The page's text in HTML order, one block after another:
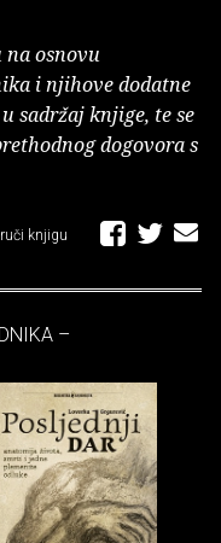
na osnovu
i njihove dodatne
sadržaj knjige, te se
dogovora s
knjigu
–